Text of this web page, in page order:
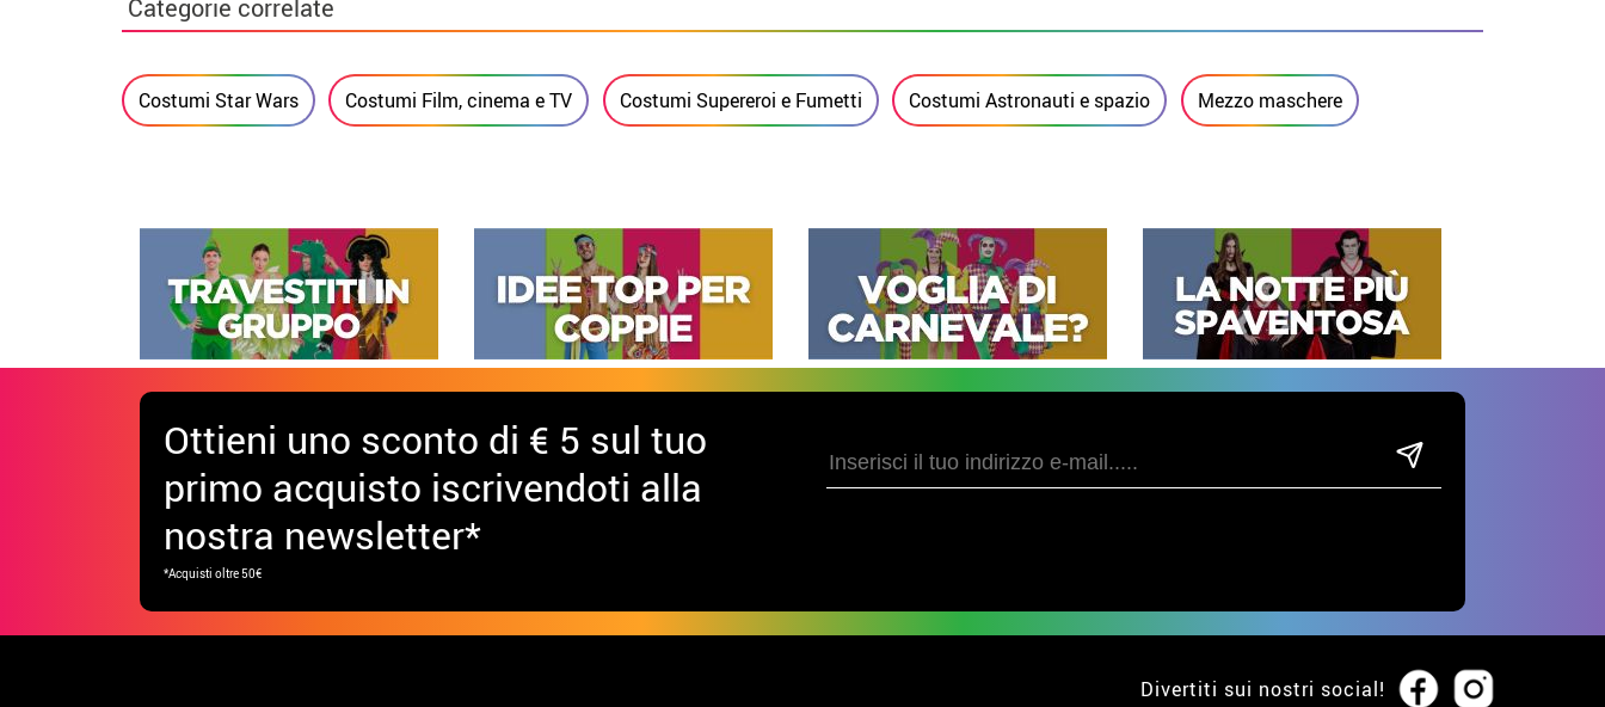
Categorie correlate
Costumi Star Wars Costumi Film, cinema e TV Costumi Supereroi e Fumetti Costumi Astronauti e spazio Mezzo maschere
Ottieni uno sconto di € 5 sul tuo
primo acquisto iscrivendoti alla
nostra newsletter*
*Acquisti oltre 50€
Divertiti sui nostri social!